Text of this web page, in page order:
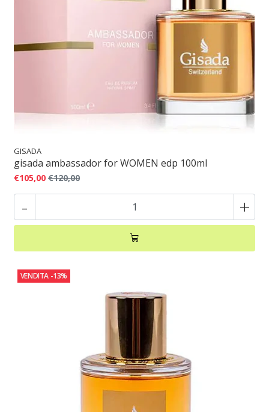
GISADA
gisada ambassador for WOMEN edp 100ml
€105,00 €120,00
- +
VENDITA -13%